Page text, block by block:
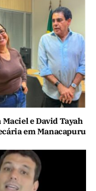
e David Tayah
em Manacapuru